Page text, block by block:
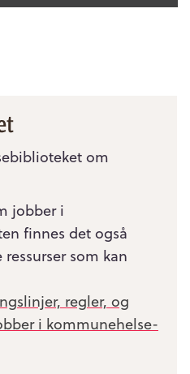
om
jobber i
finnes det også
som kan
regler, og
i kommunehelse­